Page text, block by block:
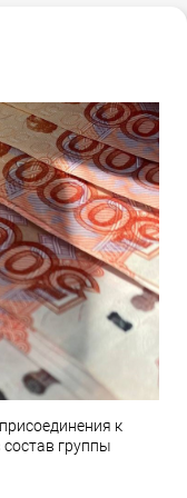
к
группы